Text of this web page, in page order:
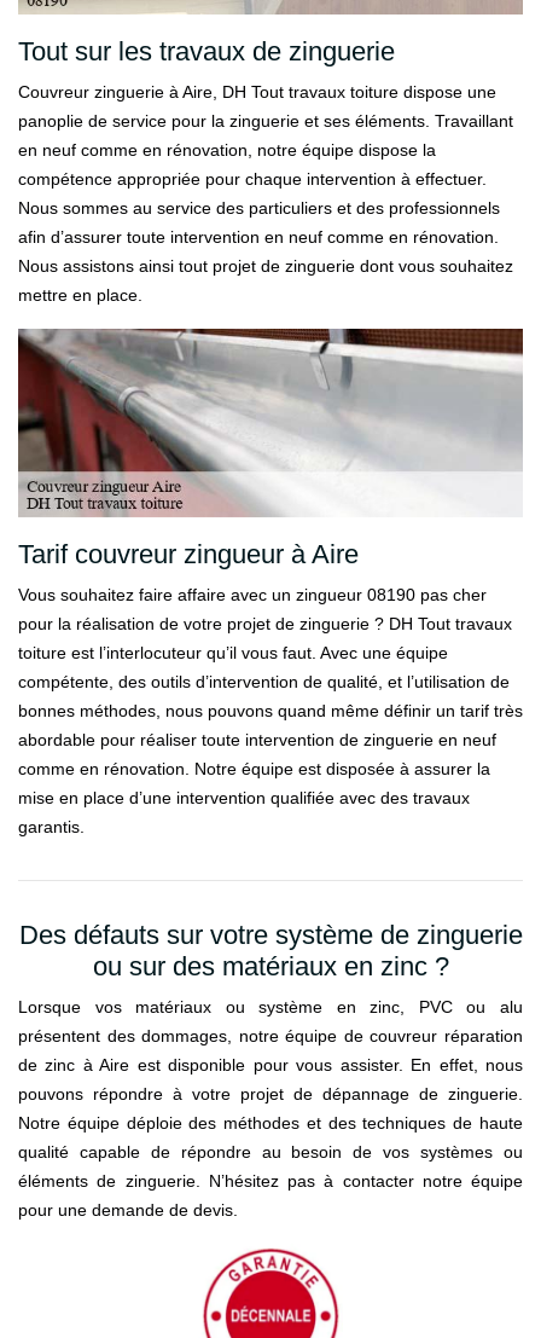
Tout sur les travaux de zinguerie
Couvreur zinguerie à Aire, DH Tout travaux toiture dispose une
panoplie de service pour la zinguerie et ses éléments. Travaillant
en neuf comme en rénovation, notre équipe dispose la
compétence appropriée pour chaque intervention à effectuer.
Nous sommes au service des particuliers et des professionnels
afin d’assurer toute intervention en neuf comme en rénovation.
Nous assistons ainsi tout projet de zinguerie dont vous souhaitez
mettre en place.
Tarif couvreur zingueur à Aire
Vous souhaitez faire affaire avec un zingueur 08190 pas cher
pour la réalisation de votre projet de zinguerie ? DH Tout travaux
toiture est l’interlocuteur qu’il vous faut. Avec une équipe
compétente, des outils d’intervention de qualité, et l’utilisation de
bonnes méthodes, nous pouvons quand même définir un tarif très
abordable pour réaliser toute intervention de zinguerie en neuf
comme en rénovation. Notre équipe est disposée à assurer la
mise en place d’une intervention qualifiée avec des travaux
garantis.
Des défauts sur votre système de zinguerie
ou sur des matériaux en zinc ?
Lorsque vos matériaux ou système en zinc, PVC ou alu
présentent des dommages, notre équipe de couvreur réparation
de zinc à Aire est disponible pour vous assister. En effet, nous
pouvons répondre à votre projet de dépannage de zinguerie.
Notre équipe déploie des méthodes et des techniques de haute
qualité capable de répondre au besoin de vos systèmes ou
éléments de zinguerie. N’hésitez pas à contacter notre équipe
pour une demande de devis.